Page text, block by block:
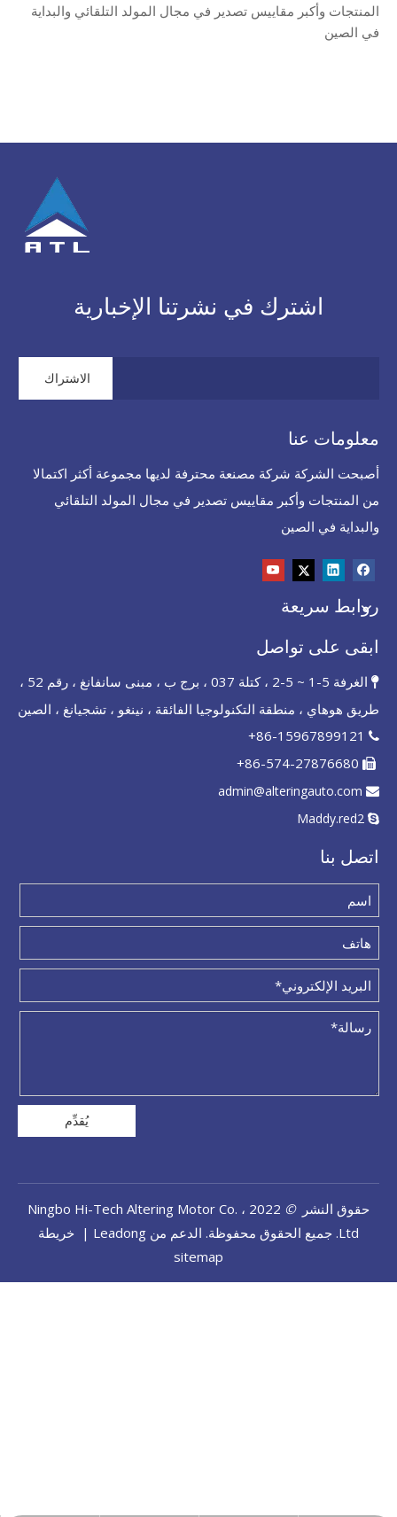
المنتجات وأكبر مقاييس تصدير في مجال المولد التلقائي والبداية
في الصين
اشترك في نشرتنا الإخبارية
الاشتراك
معلومات عنا
أصبحت الشركة شركة مصنعة محترفة لديها مجموعة أكثر اكتمالا
من المنتجات وأكبر مقاييس تصدير في مجال المولد التلقائي
والبداية في الصين
روابط سريعة
ابقى على تواصل

الغرفة 5-1 ~ 5-2 ، كتلة 037 ، برج ب ، مبنى سانفانغ ، رقم 52 ،
طريق هوهاي ، منطقة التكنولوجيا الفائقة ، نينغو ، تشجيانغ ، الصين

86-15967899121+

86-574-27876680+

admin@alteringauto.com

Maddy.red2
اتصل بنا
يُقدِّم
حقوق النشر©
2022 Ningbo Hi-Tech Altering Motor Co. ،
Ltd. جميع الحقوق محفوظة. الدعم من
Leadong
| خريطة
sitemap